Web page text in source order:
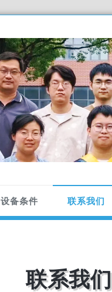
设备条件 联系我们
联系我们